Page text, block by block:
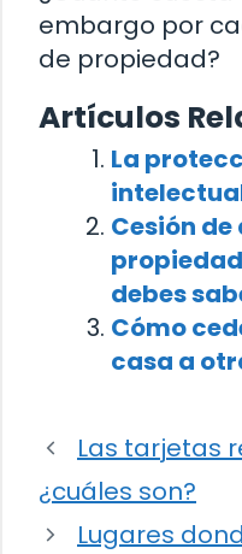
embargo por
de propiedad?
Artículos
La
Cesión
debes
Cómo
casa a
Las tarjetas
¿cuáles son?
Lugares